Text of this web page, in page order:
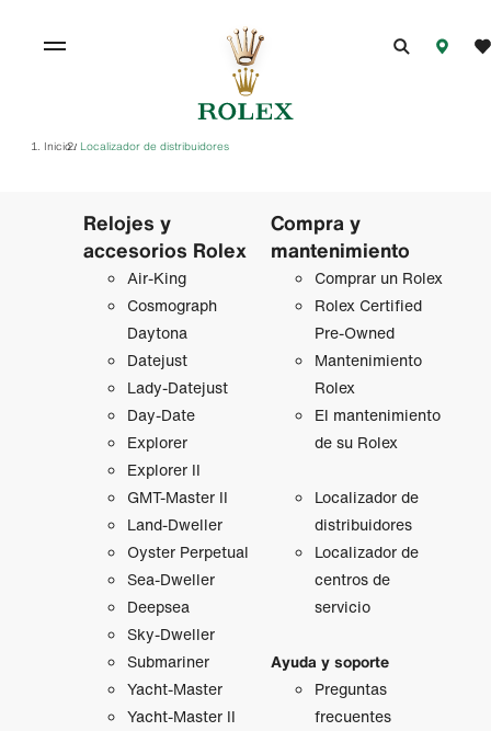
Inicio/ Localizador de distribuidores
Relojes y
accesorios Rolex
Air‑King
Cosmograph
Daytona
Datejust
Lady‑Datejust
Day-Date
Explorer
Explorer II
GMT‑Master II
Land-Dweller
Oyster Perpetual
Sea-Dweller
Deepsea
Sky-Dweller
Submariner
Yacht-Master
Yacht-Master II
Compra y
mantenimiento
Comprar un Rolex
Rolex Certified
Pre-Owned
Mantenimiento
Rolex
El mantenimiento
de su Rolex
Localizador de
distribuidores
Localizador de
centros de
servicio
Ayuda y soporte
Preguntas
frecuentes